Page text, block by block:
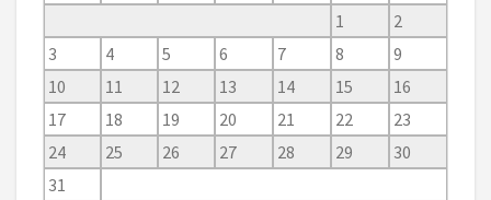
1
2
3
4 5 6 7 8
9
10
11 12 13 14 15
16
17
18 19 20 21 22
23
24
25 26 27 28 29
30
31